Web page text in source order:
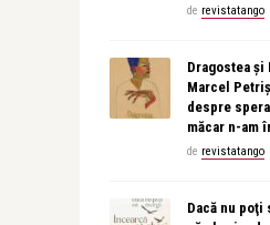
de revistatango
Dragostea
Marcel
despre
măcar n-am
de revistatango
Dacă nu poţi